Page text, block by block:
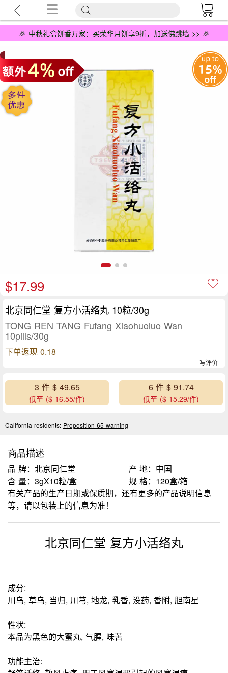
🎉 中秋礼盒饼香万家：买荣华月饼享9折，加送佛跳墙 >> 🎉
$17.99
北京同仁堂 复方小活络丸 10粒/30g
TONG REN TANG Fufang Xiaohuoluo Wan
10pills/30g
下单返现 0.18
写评价
3 件 $ 49.65
低至 ($ 16.55/件)
6 件 $ 91.74
低至 ($ 15.29/件)
California residents: Proposition 65 warning
商品描述
品 牌：北京同仁堂
产 地：中国
含 量：3gX10粒/盒
规 格：120盒/箱
有关产品的生产日期或保质期，还有更多的产品说明信息
等，请以包装上的信息为准！
北京同仁堂 复方小活络丸
成分:
川乌, 草乌, 当归, 川芎, 地龙, 乳香, 没药, 香附, 胆南星
性状:
本品为黑色的大蜜丸, 气腥, 味苦
功能主治: